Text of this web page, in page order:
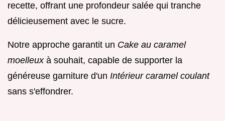
recette, offrant une profondeur salée qui tranche
délicieusement avec le sucre.
Notre approche garantit un Cake au caramel
moelleux à souhait, capable de supporter la
généreuse garniture d'un Intérieur caramel coulant
sans s'effondrer.